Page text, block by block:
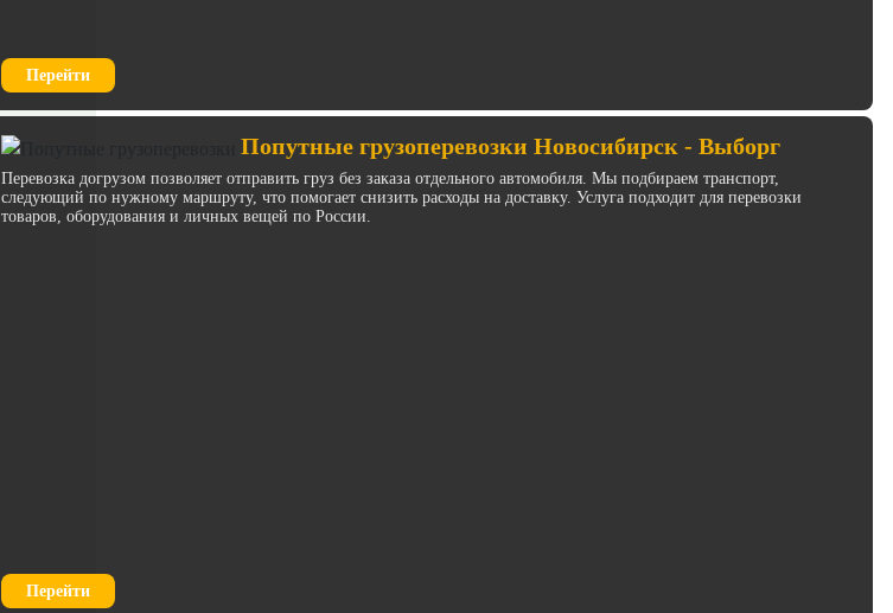
Перейти
Попутные грузоперевозки Новосибирск - Выборг
Перевозка догрузом позволяет отправить груз без заказа отдельного автомобиля. Мы подбираем транспорт,
следующий по нужному маршруту, что помогает снизить расходы на доставку. Услуга подходит для перевозки
товаров, оборудования и личных вещей по России.
Перейти